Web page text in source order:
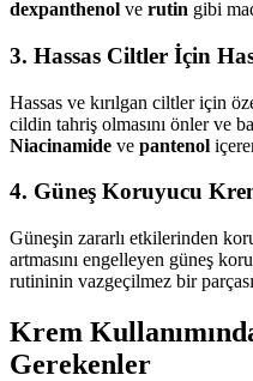
dexpanthenol ve rutin gibi
3. Hassas Ciltler İçin
Hassas ve kırılgan ciltler için
cildin tahriş olmasını önler ve
Niacinamide ve pantenol
4. Güneş Koruyucu
Güneşin zararlı etkilerinden
artmasını engelleyen güneş
rutininin vazgeçilmez bir parçası
Krem
Gerekenler